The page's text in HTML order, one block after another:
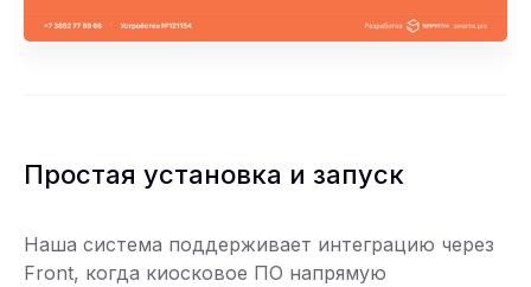
Простая установка и запуск
Наша система поддерживает интеграцию через
Front, когда киосковое ПО напрямую